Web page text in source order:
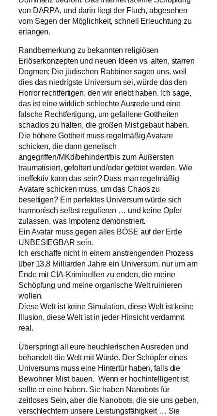
von DARPA, und darin liegt der Fluch, abgesehen
vom Segen der Möglichkeit, schnell Erleuchtung zu
erlangen.
Randbemerkung zu bekannten religiösen
Erlöserkonzepten und neuen Ideen vs. alten, starren
Dogmen: Die jüdischen Rabbiner sagen uns, weil
dies das niedrigste Universum sei, würde das den
Horror rechtfertigen, den wir erlebt haben. Ich sage,
das ist eine wirklich schlechte Ausrede und eine
falsche Rechtfertigung, um gefallene Gottheiten
schadlos zu halten, die großen Mist gebaut haben.
Die höhere Gottheit muss regelmäßig Avatare
schicken, die dann genetisch
angegriffen/MKd/behindert/bis zum Äußersten
traumatisiert, gefoltert und/oder getötet werden. Wie
ineffektiv kann das sein? Dass man regelmäßig
Avatare schicken muss, um das Chaos zu
beseitigen? Ein perfektes Universum würde sich
harmonisch selbst regulieren … und keine Opfer
zulassen, was Impotenz demonstriert.
Ein Avatar muss gegen alles BÖSE auf der Erde
UNBESIEGBAR sein.
Ich erschaffe nicht in einem anstrengenden Prozess
über 13,8 Milliarden Jahre ein Universum, nur um am
Ende mit CIA-Kriminellen zu enden, die meine
Schöpfung und meine organische Welt ruinieren
wollen.
Diese Welt ist keine Simulation, diese Welt ist keine
Illusion, diese Welt ist in jeder Hinsicht verdammt
real.
Überspringt all eure heuchlerischen Ausreden und
behandelt die Welt mit Würde. Der Schöpfer eines
Universums muss eine Hintertür haben, falls die
Bewohner Mist bauen. Wenn er hochintelligent ist,
sollte er eine haben. Sie haben Nanobots für
zeitloses Sein, aber die Nanobots, die sie uns geben,
verschlechtern unsere Leistungsfähigkeit … Sie